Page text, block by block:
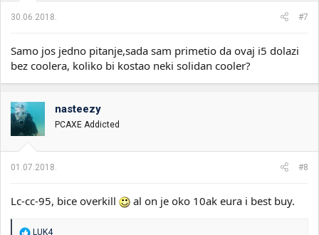
30.06.2018. #7
Samo jos jedno pitanje,sada sam primetio da ovaj i5 dolazi
bez coolera, koliko bi kostao neki solidan cooler?
nasteezy
PCAXE Addicted
01.07.2018. #8
Lc-cc-95, bice overkill al on je oko 10ak eura i best buy.
RLUK4